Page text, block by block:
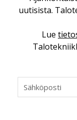
KATSO
uutisista.
Lue